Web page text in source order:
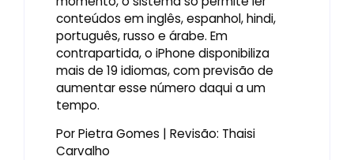
conteúdos em inglês, espanhol, hindi,
português, russo e árabe. Em
contrapartida, o iPhone disponibiliza
mais de 19 idiomas, com previsão de
aumentar esse número daqui a um
tempo.
Por Pietra Gomes | Revisão: Thaisi
Carvalho